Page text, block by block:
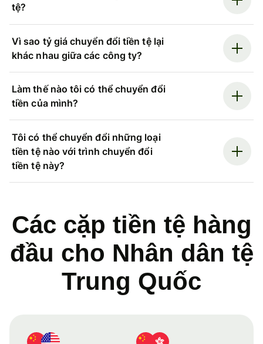
tệ?
Vì sao tỷ giá chuyển đổi tiền tệ lại
khác nhau giữa các công ty?
Làm thế nào tôi có thể chuyển đổi
tiền của mình?
Tôi có thể chuyển đổi những loại
tiền tệ nào với trình chuyển đổi
tiền tệ này?
Các cặp tiền tệ hàng
đầu cho Nhân dân tệ
Trung Quốc